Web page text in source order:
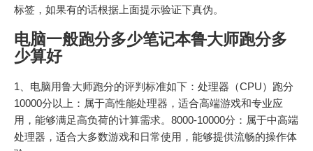
标签，如果有的话根据上面提示验证下真伪。
电脑一般跑分多少笔记本鲁大师跑分多
少算好
1、电脑用鲁大师跑分的评判标准如下：处理器（CPU）跑分
10000分以上：属于高性能处理器，适合高端游戏和专业应
用，能够满足高负荷的计算需求。8000-10000分：属于中高端
处理器，适合大多数游戏和日常使用，能够提供流畅的操作体